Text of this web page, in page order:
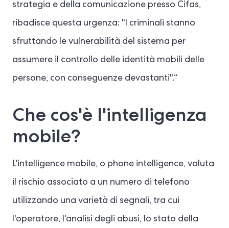
strategia e della comunicazione presso Cifas,
ribadisce questa urgenza: "I criminali stanno
sfruttando le vulnerabilità del sistema per
assumere il controllo delle identità mobili delle
persone, con conseguenze devastanti".“
Che cos'è l'intelligenza
mobile?
L'intelligence mobile, o phone intelligence, valuta
il rischio associato a un numero di telefono
utilizzando una varietà di segnali, tra cui
l'operatore, l'analisi degli abusi, lo stato della